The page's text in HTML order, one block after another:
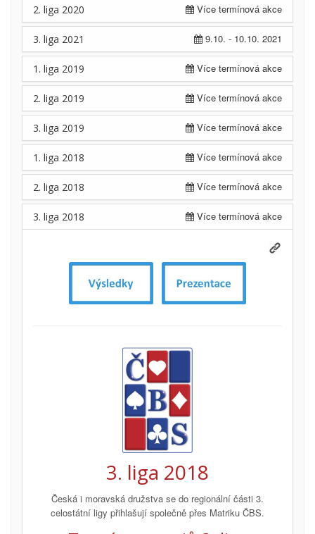
Více termínová akce
2. liga 2020
9.10. - 10.10. 2021
3. liga 2021
Více termínová akce
1. liga 2019
Více termínová akce
2. liga 2019
Více termínová akce
3. liga 2019
Více termínová akce
1. liga 2018
Více termínová akce
2. liga 2018
Více termínová akce
3. liga 2018
3. liga 2018
Česká i moravská družstva se do regionální části 3.
celostátní ligy přihlašují společně přes Matriku ČBS.